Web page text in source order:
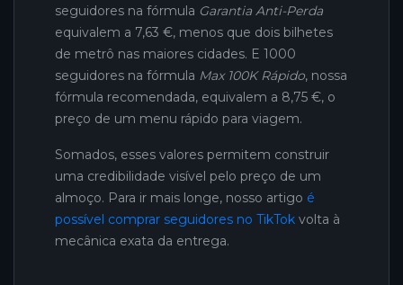
seguidores na fórmula Garantia Anti-Perda
equivalem a 7,63 €, menos que dois bilhetes
de metrô nas maiores cidades. E 1000
seguidores na fórmula Max 100K Rápido, nossa
fórmula recomendada, equivalem a 8,75 €, o
preço de um menu rápido para viagem.
Somados, esses valores permitem construir
uma credibilidade visível pelo preço de um
almoço. Para ir mais longe, nosso artigo é
possível comprar seguidores no TikTok volta à
mecânica exata da entrega.